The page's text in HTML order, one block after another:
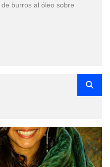
burros al óleo sobre